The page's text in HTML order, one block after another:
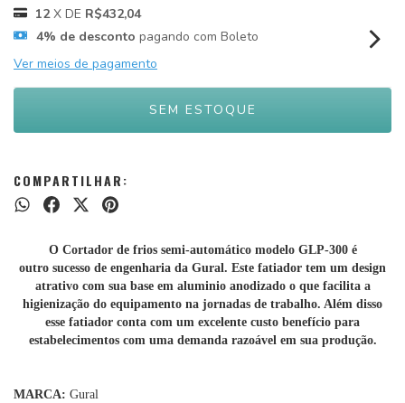
12 X DE R$432,04
4% de desconto pagando com Boleto
Ver meios de pagamento
COMPARTILHAR:
O Cortador de frios semi-automático modelo GLP-300 é
outro sucesso de engenharia da Gural. Este fatiador tem um design
atrativo com sua base em aluminio anodizado o que facilita a
higienização do equipamento na jornadas de trabalho. Além disso
esse fatiador conta com um excelente custo benefício para
estabelecimentos com uma demanda razoável em sua produção.
MARCA: Gural